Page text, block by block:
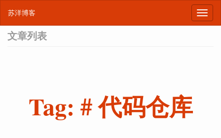
苏洋博客
文章列表
Tag: # 代码仓库